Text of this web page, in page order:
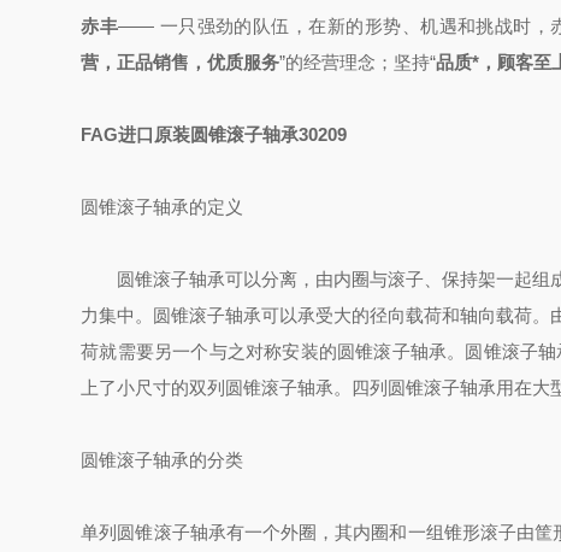
赤丰—— 一只强劲的队伍，在新的形势、机遇和挑战时，
营，正品销售，优质服务”的经营理念； 坚持“品质*，顾客至
FAG进口原装圆锥滚子轴承30209
圆锥滚子轴承的定义
圆锥滚子轴承可以分离，由内圈与滚子、保持架一起组
力集中。圆锥滚子轴承可以承受大的径向载荷和轴向载荷
荷就需要另一个与之对称安装的圆锥滚子轴承。圆锥滚子
上了小尺寸的双列圆锥滚子轴承。四列圆锥滚子轴承用在大
圆锥滚子轴承的分类
单列圆锥滚子轴承有一个外圈，其内圈和一组锥形滚子由